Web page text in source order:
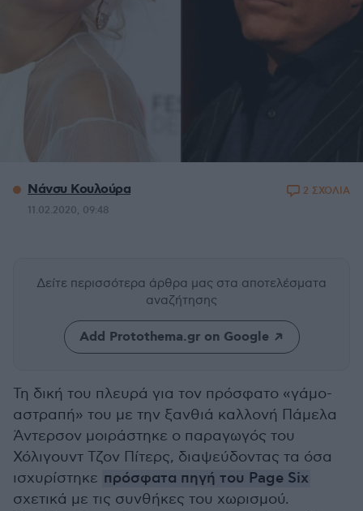
Νάνσυ Κουλούρα
11.02.2020, 09:48
2 ΣΧΟΛΙΑ
Δείτε περισσότερα άρθρα μας στα αποτελέσματα
αναζήτησης
Add Protothema.gr on Google
Τη δική του πλευρά για τον πρόσφατο «γάμο-
αστραπή» του με την ξανθιά καλλονή Πάμελα
Άντερσον μοιράστηκε ο παραγωγός του
Χόλιγουντ Τζον Πίτερς, διαψεύδοντας τα όσα
ισχυρίστηκε πρόσφατα πηγή του Page Six
σχετικά με τις συνθήκες του χωρισμού.